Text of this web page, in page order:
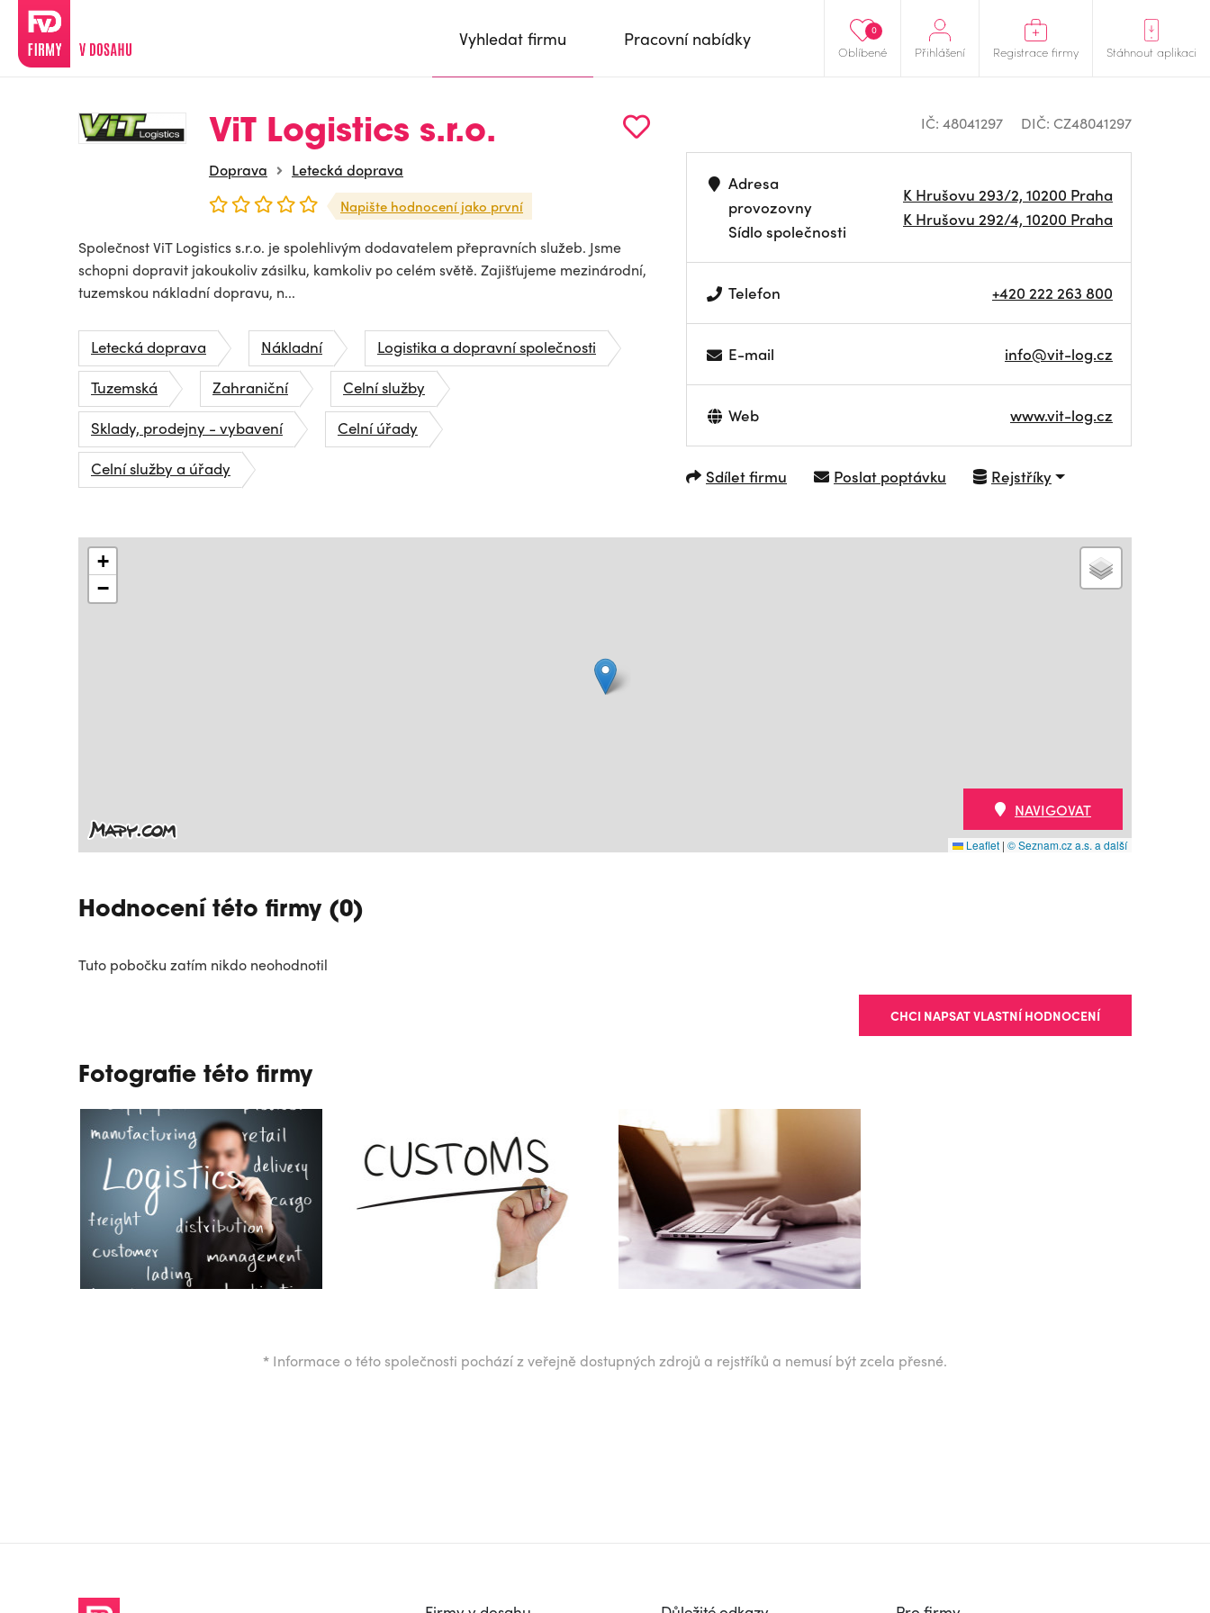
Oblíbené
0
Přihlášení Registrace firmy Stáhnout aplikaci
Vyhledat firmu Pracovní nabídky
ViT Logistics s.r.o.
Doprava Letecká doprava
Napište hodnocení jako první
Společnost ViT Logistics s.r.o. je spolehlivým dodavatelem přepravních služeb. Jsme
schopni dopravit jakoukoliv zásilku, kamkoliv po celém světě. Zajišťujeme mezinárodní,
tuzemskou nákladní dopravu, n...
Letecká doprava Nákladní
Logistika a dopravní společnosti
Tuzemská
Zahraniční
Celní služby
Sklady, prodejny - vybavení
Celní úřady
Celní služby a úřady
IČ: 48041297 DIČ: CZ48041297
Adresa
provozovny
Sídlo společnosti
K Hrušovu 293/2, 10200 Praha
K Hrušovu 292/4, 10200 Praha
Telefon +420 222 263 800
E-mail info@vit-log.cz
Web www.vit-log.cz
Sdílet firmu Poslat poptávku Rejstříky
+
−
Leaflet | © Seznam.cz a.s. a další
NAVIGOVAT
Hodnocení této firmy (0)
Tuto pobočku zatím nikdo neohodnotil
CHCI NAPSAT VLASTNÍ HODNOCENÍ
Fotografie této firmy
* Informace o této společnosti pochází z veřejně dostupných zdrojů a rejstříků a nemusí být zcela přesné.